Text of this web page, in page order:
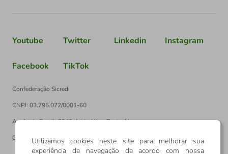
Youtube Twitter Linkedin Instagram
Facebook TikTok
Confederação Sicredi
CNPJ: 03.795.072/0001-60
Av. Assis Brasil, 3940, J. Lindóia - Porto Alegre
CEP: 91010-003Utilizamos cookies neste site para melhorar sua
experiência de navegação de acordo com nossa